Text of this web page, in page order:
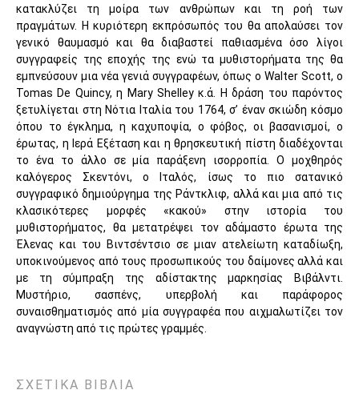
κατακλύζει τη μοίρα των ανθρώπων και τη ροή των
πραγμάτων. Η κυριότερη εκπρόσωπός του θα απολαύσει τον
γενικό θαυμασμό και θα διαβαστεί παθιασμένα όσο λίγοι
συγγραφείς της εποχής της ενώ τα μυθιστορήματα της θα
εμπνεύσουν μια νέα γενιά συγγραφέων, όπως ο Walter Scott, ο
Tomas De Quincy, η Mary Shelley κ.ά. Η δράση του παρόντος
ξετυλίγεται στη Νότια Ιταλία του 1764, σ’ έναν σκιώδη κόσμο
όπου το έγκλημα, η καχυποψία, ο φόβος, οι βασανισμοί, ο
έρωτας, η Ιερά Εξέταση και η θρησκευτική πίστη διαδέχονται
το ένα το άλλο σε μία παράξενη ισορροπία. Ο μοχθηρός
καλόγερος Σκεντόνι, ο Ιταλός, ίσως το πιο σατανικό
συγγραφικό δημιούργημα της Ράντκλιφ, αλλά και μια από τις
κλασικότερες μορφές «κακού» στην ιστορία του
μυθιστορήματος, θα μετατρέψει τον αδάμαστο έρωτα της
Έλενας και του Βιντσέντσιο σε μιαν ατελείωτη καταδίωξη,
υποκινούμενος από τους προσωπικούς του δαίμονες αλλά και
με τη σύμπραξη της αδίστακτης μαρκησίας Βιβάλντι.
Μυστήριο, σασπένς, υπερβολή και παράφορος
συναισθηματισμός από μία συγγραφέα που αιχμαλωτίζει τον
αναγνώστη από τις πρώτες γραμμές.
ΣΧΕΤΙΚΑ ΒΙΒΛΙΑ